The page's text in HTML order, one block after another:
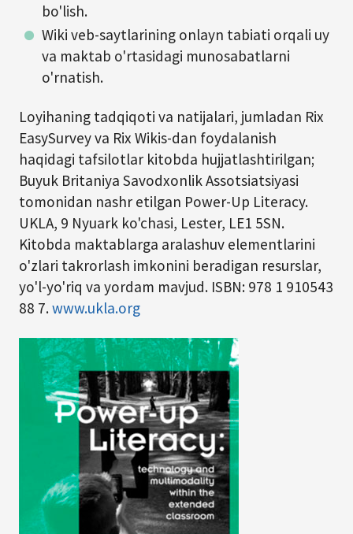
bo'lish.
Wiki veb-saytlarining onlayn tabiati orqali uy
va maktab o'rtasidagi munosabatlarni
o'rnatish.
Loyihaning tadqiqoti va natijalari, jumladan Rix
EasySurvey va Rix Wikis-dan foydalanish
haqidagi tafsilotlar kitobda hujjatlashtirilgan;
Buyuk Britaniya Savodxonlik Assotsiatsiyasi
tomonidan nashr etilgan Power-Up Literacy.
UKLA, 9 Nyuark ko'chasi, Lester, LE1 5SN.
Kitobda maktablarga aralashuv elementlarini
o'zlari takrorlash imkonini beradigan resurslar,
yo'l-yo'riq va yordam mavjud. ISBN: 978 1 910543
88 7.www.ukla.org